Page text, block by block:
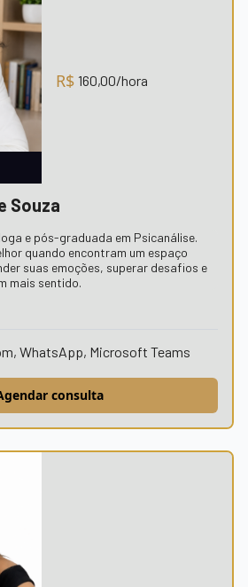
R$ 160,00/hora
Souza
e pós-graduada em Psicanálise.
quando encontram um espaço
suas emoções, superar desafios e
mais sentido.
WhatsApp, Microsoft Teams
consulta